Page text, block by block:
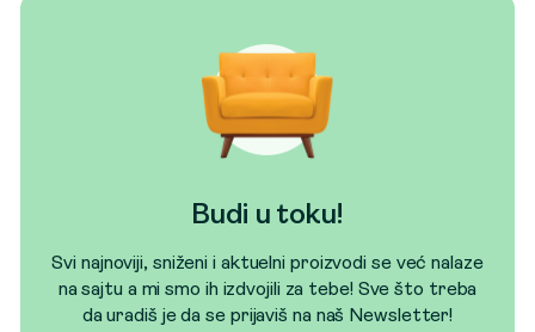
Budi u toku!
Svi najnoviji, sniženi i aktuelni proizvodi se već nalaze
na sajtu a mi smo ih izdvojili za tebe! Sve što treba
da uradiš je da se prijaviš na naš Newsletter!